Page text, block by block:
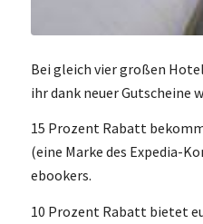
Bei gleich vier großen
ihr dank neuer Gutscheine
15 Prozent Rabatt
(eine Marke des Expedia-
ebookers.
10 Prozent Rabatt bietet